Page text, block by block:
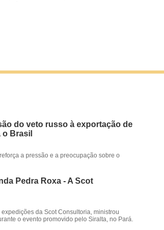
do veto russo à exportação de
Brasil
a pressão e a preocupação sobre o
Pedra Roxa - A Scot
da Scot Consultoria, ministrou
o evento promovido pelo Siralta, no Pará.